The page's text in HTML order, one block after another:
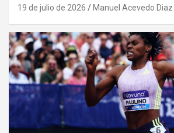
19 de julio de 2026 Manuel Acevedo Diaz